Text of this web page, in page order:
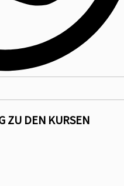
ZU DEN KURSEN